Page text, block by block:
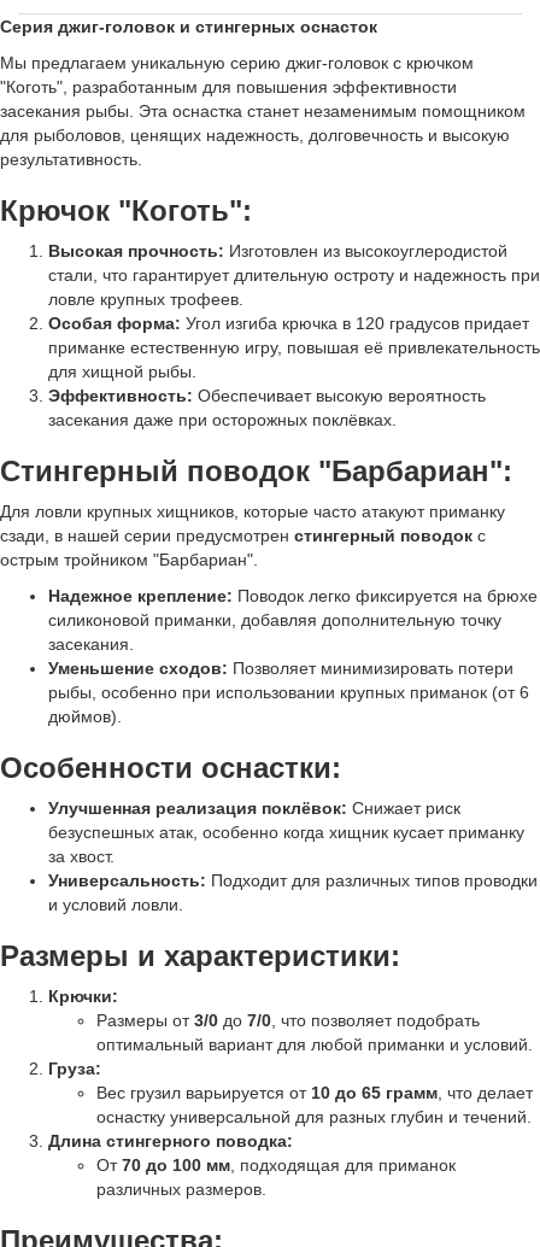
Серия джиг-головок и стингерных оснасток
Мы предлагаем уникальную серию джиг-головок с крючком
"Коготь", разработанным для повышения эффективности
засекания рыбы. Эта оснастка станет незаменимым помощником
для рыболовов, ценящих надежность, долговечность и высокую
результативность.
Крючок "Коготь":
Высокая прочность: Изготовлен из высокоуглеродистой
стали, что гарантирует длительную остроту и надежность при
ловле крупных трофеев.
Особая форма: Угол изгиба крючка в 120 градусов придает
приманке естественную игру, повышая её привлекательность
для хищной рыбы.
Эффективность: Обеспечивает высокую вероятность
засекания даже при осторожных поклёвках.
Стингерный поводок "Барбариан":
Для ловли крупных хищников, которые часто атакуют приманку
сзади, в нашей серии предусмотрен стингерный поводок с
острым тройником "Барбариан".
Надежное крепление: Поводок легко фиксируется на брюхе
силиконовой приманки, добавляя дополнительную точку
засекания.
Уменьшение сходов: Позволяет минимизировать потери
рыбы, особенно при использовании крупных приманок (от 6
дюймов).
Особенности оснастки:
Улучшенная реализация поклёвок: Снижает риск
безуспешных атак, особенно когда хищник кусает приманку
за хвост.
Универсальность: Подходит для различных типов проводки
и условий ловли.
Размеры и характеристики:
Крючки:
Размеры от3/0 до 7/0 , что позволяет подобрать
оптимальный вариант для любой приманки и условий.
Груза:
Вес грузил варьируется от 10 до 65 грамм , что делает
оснастку универсальной для разных глубин и течений.
Длина стингерного поводка:
От70 до 100 мм , подходящая для приманок
различных размеров.
Преимущества: